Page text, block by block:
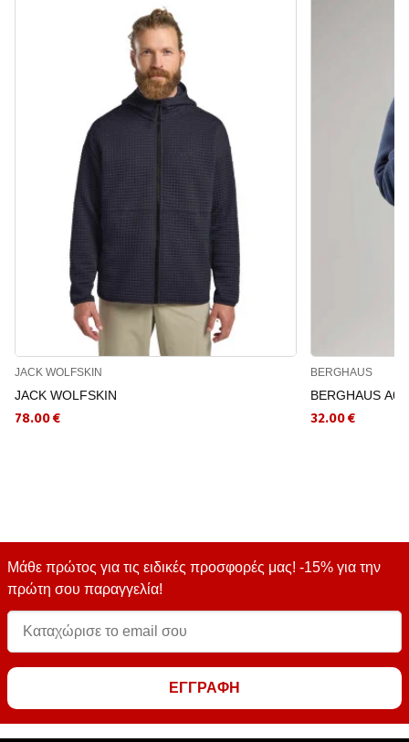
JACK WOLFSKIN
JACK WOLFSKIN
78.00 €
BERGHAUS
BERGHAUS
32.00 €
Μάθε πρώτος για τις ειδικές προσφορές μας! -15% για την
πρώτη σου παραγγελία!
ΕΓΓΡΑΦΗ